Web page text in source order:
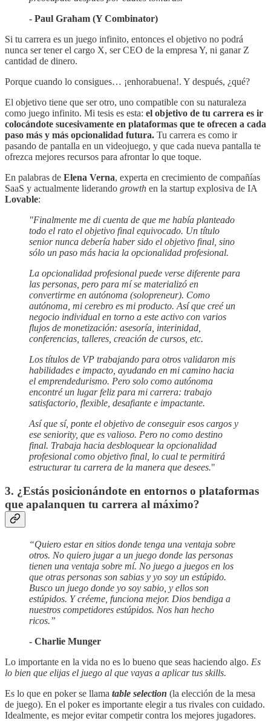
- Paul Graham (Y Combinator)
Si tu carrera es un juego infinito, entonces el objetivo no podrá
nunca ser tener el cargo X, ser CEO de la empresa Y, ni ganar Z
cantidad de dinero.
Porque cuando lo consigues… ¡enhorabuena!. Y después, ¿qué?
El objetivo tiene que ser otro, uno compatible con su naturaleza
como juego infinito. Mi tesis es esta: el objetivo de tu carrera es ir
colocándote sucesivamente en plataformas que te ofrecen a cada
paso más y más opcionalidad futura. Tu carrera es como ir
pasando de pantalla en un videojuego, y que cada nueva pantalla te
ofrezca mejores recursos para afrontar lo que toque.
En palabras de Elena Verna, experta en crecimiento de compañías
SaaS y actualmente liderando growth en la startup explosiva de IA
Lovable:
"Finalmente me di cuenta de que me había planteado
todo el rato el objetivo final equivocado. Un título
senior nunca debería haber sido el objetivo final, sino
sólo un paso más hacia la opcionalidad profesional.
La opcionalidad profesional puede verse diferente para
las personas, pero para mí se materializó en
convertirme en autónoma (solopreneur). Como
autónoma, mi cerebro es mi producto. Así que creé un
negocio individual en torno a este activo con varios
flujos de monetización: asesoría, interinidad,
conferencias, talleres, creación de cursos, etc.
Los títulos de VP trabajando para otros validaron mis
habilidades e impacto, ayudando en mi camino hacia
el emprendedurismo. Pero solo como autónoma
encontré un lugar feliz para mi carrera: trabajo
satisfactorio, flexible, desafiante e impactante.
Así que sí, ponte el objetivo de conseguir esos cargos y
ese seniority, que es valioso. Pero no como destino
final. Trabaja hacia desbloquear la opcionalidad
profesional como objetivo final, lo cual te permitirá
estructurar tu carrera de la manera que desees."
3. ¿Estás posicionándote en entornos o plataformas
que apalanquen tu carrera al máximo?
“Quiero estar en sitios donde tenga una ventaja sobre
otros. No quiero jugar a un juego donde las personas
tienen una ventaja sobre mí. No juego a juegos en los
que otras personas son sabias y yo soy un estúpido.
Busco un juego donde yo soy sabio, y ellos son
estúpidos. Y créeme, funciona mejor. Dios bendiga a
nuestros competidores estúpidos. Nos han hecho
ricos.”
- Charlie Munger
Lo importante en la vida no es lo bueno que seas haciendo algo. Es
lo bien que elijas el juego al que vayas a aplicar tus skills.
Es lo que en poker se llama table selection (la elección de la mesa
de juego). En el poker es importante elegir a tus rivales con cuidado.
Idealmente, es mejor evitar competir contra los mejores jugadores.